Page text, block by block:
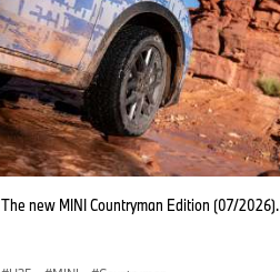
The new MINI Countryman Edition (07/2026).